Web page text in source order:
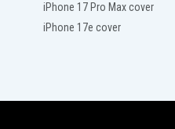
iPhone 17 Pro Max cover
iPhone 17e cover